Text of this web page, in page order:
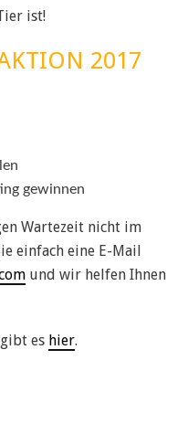
ist!
2017
gewinnen
Wartezeit nicht im
einfach eine E-Mail
und wir helfen Ihnen
es hier.